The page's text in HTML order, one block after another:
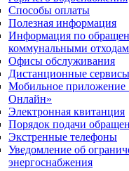
Способы оплаты
Полезная информация
Информация по
коммунальными
Офисы обслуживания
Дистанционные сервисы
Мобильное приложение
Онлайн»
Электронная квитанция
Порядок подачи
Экстренные телефоны
Уведомление об
энергоснабжения